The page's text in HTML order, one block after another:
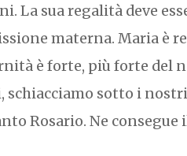
La sua regalità deve
materna. Maria è
è forte, più forte del
schiacciamo sotto i
Rosario. Ne